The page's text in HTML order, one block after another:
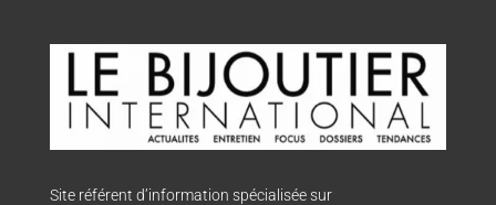
Site référent d’information spécialisée sur